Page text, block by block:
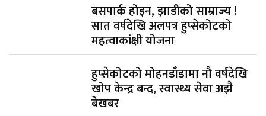
बसपार्क होइन, झाडीको साम्राज्य !
सात वर्षदेखि अलपत्र हुप्सेकोटको
महत्वाकांक्षी योजना
हुप्सेकोटको मोहनडाँडामा नौ वर्षदेखि
खोप केन्द्र बन्द, स्वास्थ्य सेवा अझै
बेखबर